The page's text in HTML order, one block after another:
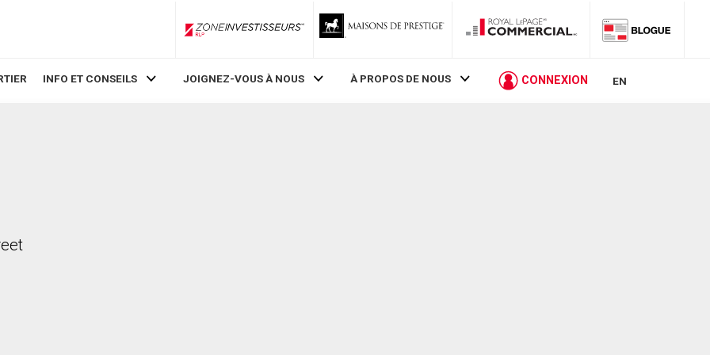
ZoneInvestisseurs RLP
INFO ET CONSEILS JOIGNEZ-VOUS À NOUS À PROPOS DE NOUS CONNEXION EN